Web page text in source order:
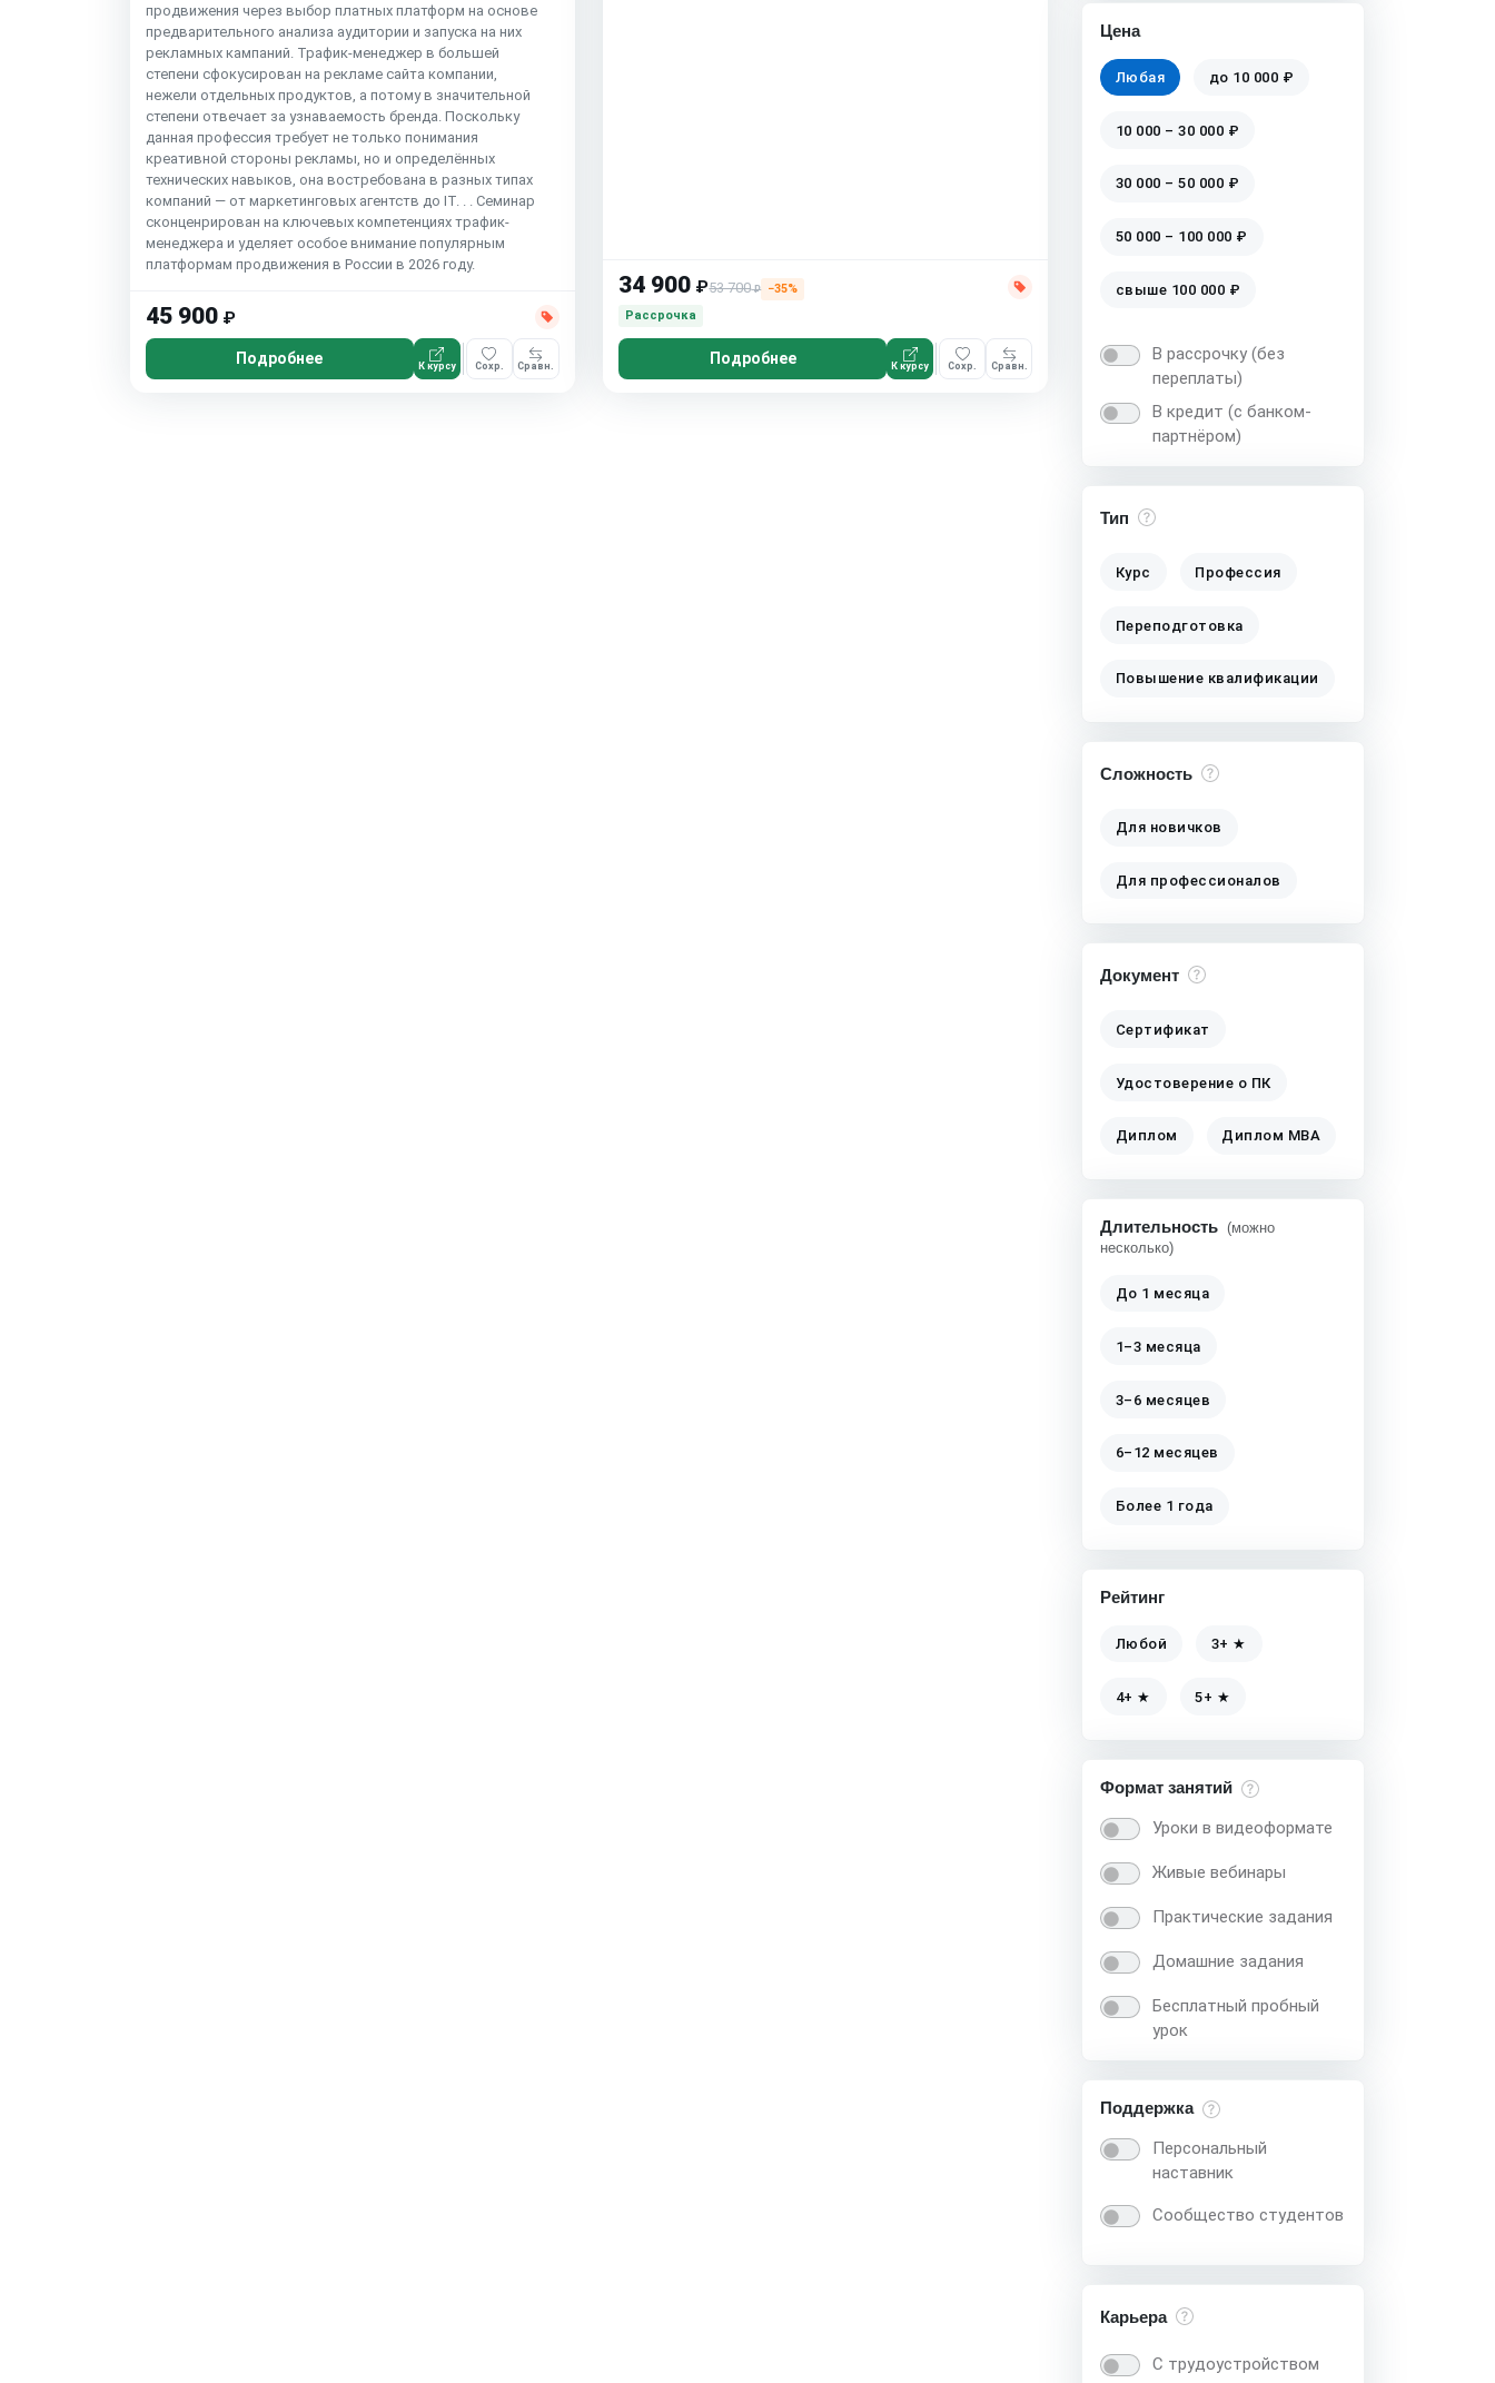
продвижения через выбор платных платформ на основе
предварительного анализа аудитории и запуска на них
рекламных кампаний. Трафик-менеджер в большей
степени сфокусирован на рекламе сайта компании,
нежели отдельных продуктов, а потому в значительной
степени отвечает за узнаваемость бренда. Поскольку
данная профессия требует не только понимания
креативной стороны рекламы, но и определённых
технических навыков, она востребована в разных типах
компаний — от маркетинговых агентств до IT. . . Семинар
сконценрирован на ключевых компетенциях трафик-
менеджера и уделяет особое внимание популярным
платформам продвижения в России в 2026 году.
45 900 ₽
Подробнее К курсу Сохр. Сравн.
34 900 ₽53 700₽
−35%
Рассрочка
Подробнее К курсу Сохр. Сравн.
Цена
Любая до 10 000 ₽
10 000 – 30 000 ₽
30 000 – 50 000 ₽
50 000 – 100 000 ₽
свыше 100 000 ₽
В рассрочку (без
переплаты)
В кредит (с банком-
партнёром)
Тип
Курс Профессия
Переподготовка
Повышение квалификации
Сложность
Для новичков
Для профессионалов
Документ
Сертификат
Удостоверение о ПК
Диплом Диплом MBA
Длительность (можно
несколько)
До 1 месяца
1–3 месяца
3–6 месяцев
6–12 месяцев
Более 1 года
Рейтинг
Любой 3+ ★
4+ ★ 5+ ★
Формат занятий
Уроки в видеоформате
Живые вебинары
Практические задания
Домашние задания
Бесплатный пробный
урок
Поддержка
Персональный
наставник
Сообщество студентов
Карьера
С трудоустройством